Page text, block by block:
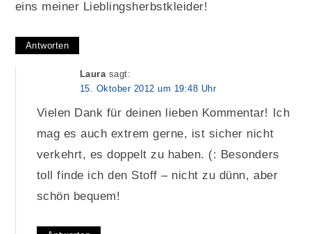
eins meiner Lieblingsherbstkleider!
Antworten
Laura sagt:
15. Oktober 2012 um 19:48 Uhr
Vielen Dank für deinen lieben Kommentar! Ich
mag es auch extrem gerne, ist sicher nicht
verkehrt, es doppelt zu haben. (: Besonders
toll finde ich den Stoff – nicht zu dünn, aber
schön bequem!